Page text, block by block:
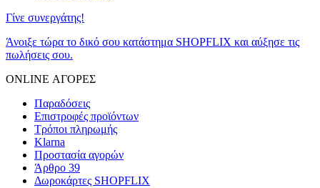
Γίνε συνεργάτης!
Άνοιξε τώρα το δικό σου κατάστημα SHOPFLIX και αύξησε τις
πωλήσεις σου.
ONLINE ΑΓΟΡΕΣ
Παραδόσεις
Επιστροφές προϊόντων
Τρόποι πληρωμής
Klarna
Προστασία αγορών
Άρθρο 39
Δωροκάρτες SHOPFLIX